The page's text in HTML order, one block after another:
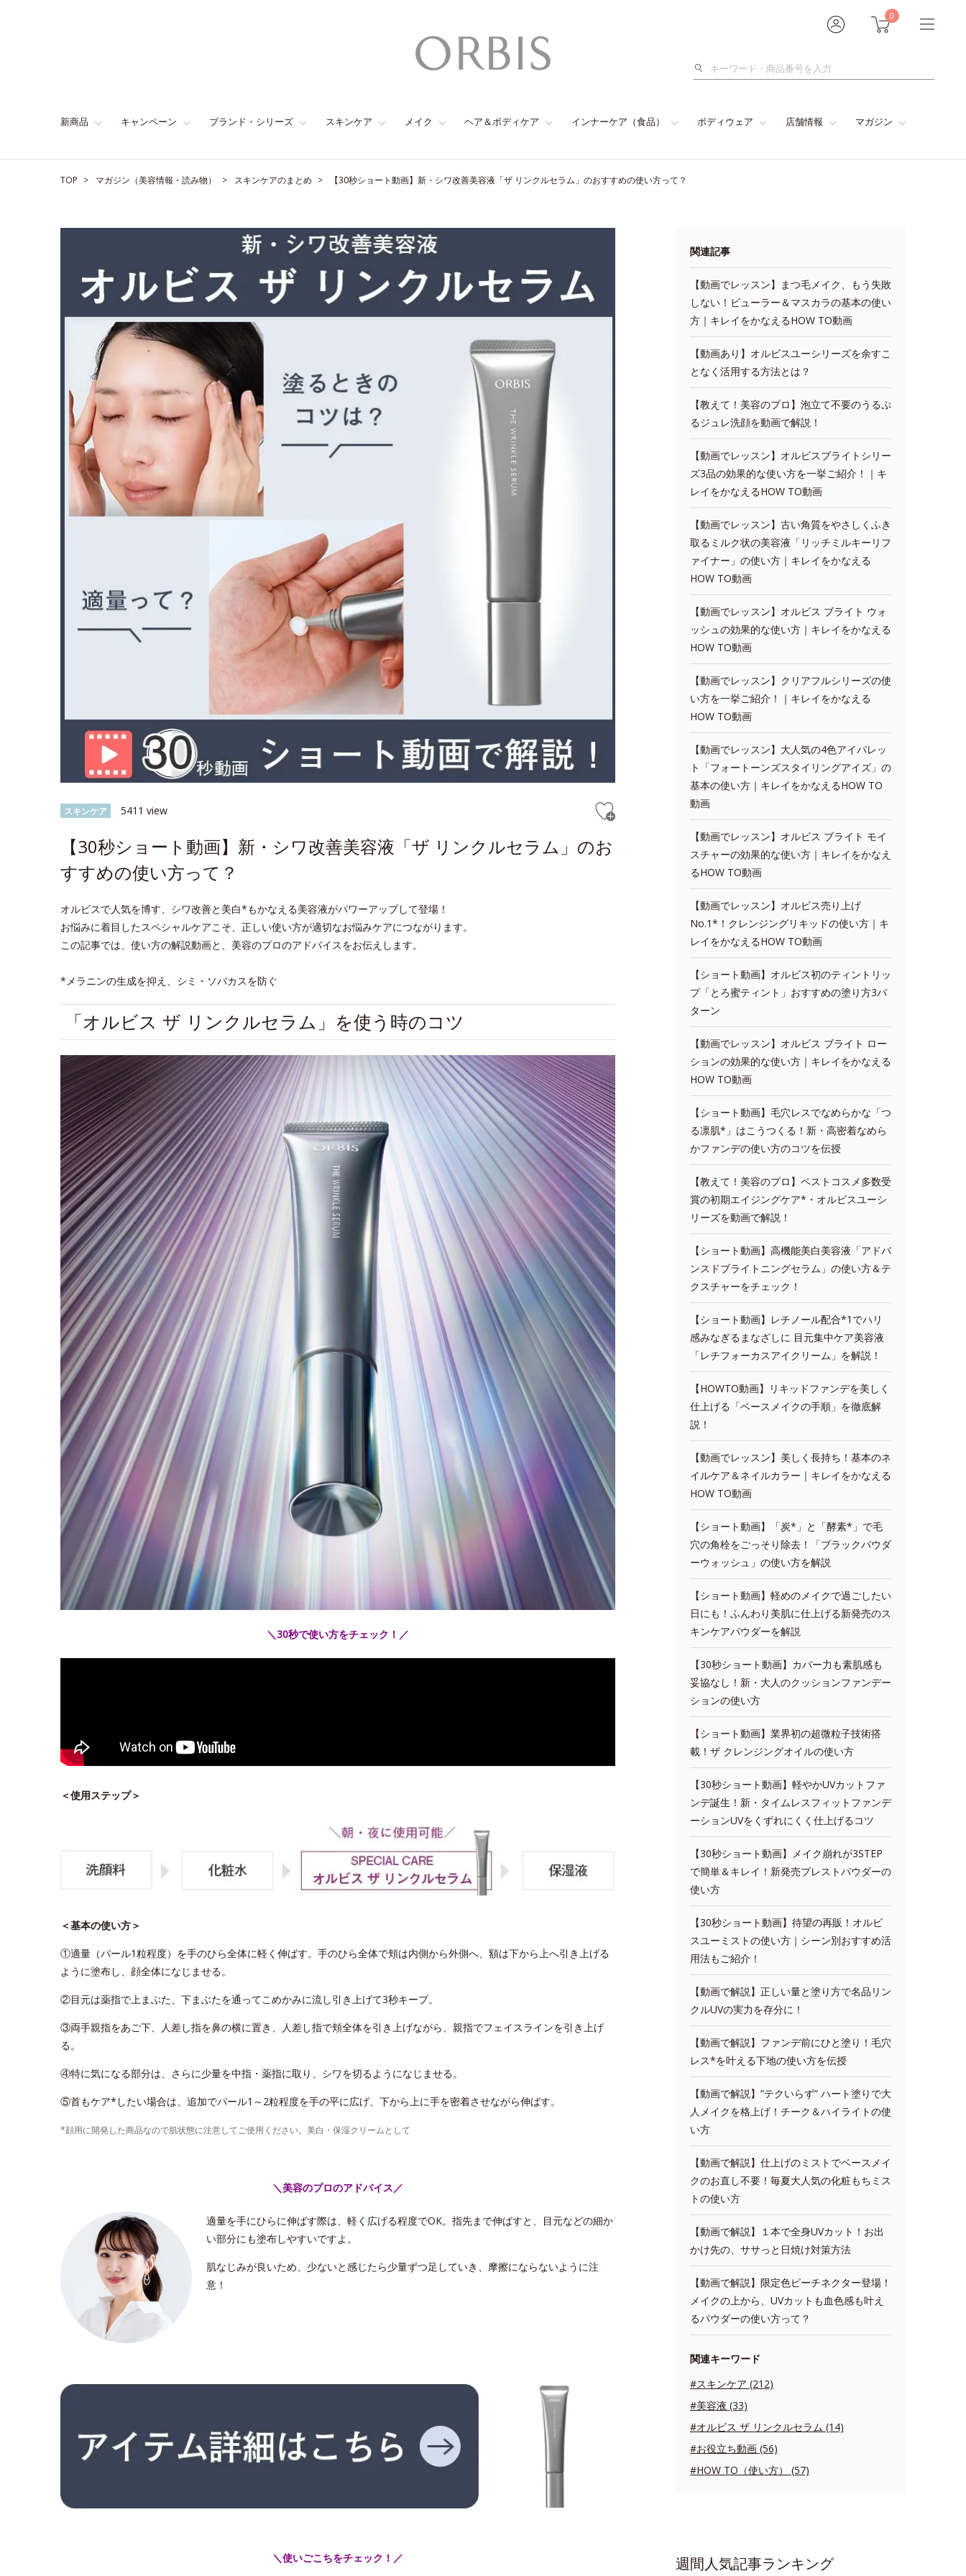
0
検
新商品 キャンペーン ブランド・シリーズ スキンケア メイク ヘア＆ボディケア インナーケア（食品） ボディウェア 店舗情報 マガジン
TOP マガジン（美容情報・読み物） スキンケアのまとめ 【30秒ショート動画】新・シワ改善美容液「ザ リンクルセラム」のおすすめの使い方って？
スキンケア 5411 view
【30秒ショート動画】新・シワ改善美容液「ザ リンクルセラム」のお
すすめの使い方って？
オルビスで人気を博す、シワ改善と美白*もかなえる美容液がパワーアップして登場！
お悩みに着目したスペシャルケアこそ、正しい使い方が適切なお悩みケアにつながります。
この記事では、使い方の解説動画と、美容のプロのアドバイスをお伝えします。
*メラニンの生成を抑え、シミ・ソバカスを防ぐ
「オルビス ザ リンクルセラム」を使う時のコツ
＼30秒で使い方をチェック！／
＜使用ステップ＞
＜基本の使い方＞
①適量（パール1粒程度）を手のひら全体に軽く伸ばす。手のひら全体で頬は内側から外側へ、額は下から上へ引き上げる
ように塗布し、顔全体になじませる。
②目元は薬指で上まぶた、下まぶたを通ってこめかみに流し引き上げて3秒キープ。
③両手親指をあご下、人差し指を鼻の横に置き、人差し指で頬全体を引き上げながら、親指でフェイスラインを引き上げ
る。
④特に気になる部分は、さらに少量を中指・薬指に取り、シワを切るようになじませる。
⑤首もケア*したい場合は、追加でパール1～2粒程度を手の平に広げ、下から上に手を密着させながら伸ばす。
*顔用に開発した商品なので肌状態に注意してご使用ください。美白・保湿クリームとして
＼美容のプロのアドバイス／
適量を手にひらに伸ばす際は、軽く広げる程度でOK。指先まで伸ばすと、目元などの細か
い部分にも塗布しやすいですよ。
肌なじみが良いため、少ないと感じたら少量ずつ足していき、摩擦にならないように注
意！
＼使いごこちをチェック！／
関連記事
【動画でレッスン】まつ毛メイク、もう失敗
しない！ビューラー＆マスカラの基本の使い
方｜キレイをかなえるHOW TO動画
【動画あり】オルビスユーシリーズを余すこ
となく活用する方法とは？
【教えて！美容のプロ】泡立て不要のうるぷ
るジュレ洗顔を動画で解説！
【動画でレッスン】オルビスブライトシリー
ズ3品の効果的な使い方を一挙ご紹介！｜キ
レイをかなえるHOW TO動画
【動画でレッスン】古い角質をやさしくふき
取るミルク状の美容液「リッチミルキーリフ
ァイナー」の使い方｜キレイをかなえる
HOW TO動画
【動画でレッスン】オルビス ブライト ウォ
ッシュの効果的な使い方｜キレイをかなえる
HOW TO動画
【動画でレッスン】クリアフルシリーズの使
い方を一挙ご紹介！｜キレイをかなえる
HOW TO動画
【動画でレッスン】大人気の4色アイパレッ
ト「フォートーンズスタイリングアイズ」の
基本の使い方｜キレイをかなえるHOW TO
動画
【動画でレッスン】オルビス ブライト モイ
スチャーの効果的な使い方｜キレイをかなえ
るHOW TO動画
【動画でレッスン】オルビス売り上げ
No.1*！クレンジングリキッドの使い方｜キ
レイをかなえるHOW TO動画
【ショート動画】オルビス初のティントリッ
プ「とろ蜜ティント」おすすめの塗り方3パ
ターン
【動画でレッスン】オルビス ブライト ロー
ションの効果的な使い方｜キレイをかなえる
HOW TO動画
【ショート動画】毛穴レスでなめらかな「つ
る凛肌*」はこうつくる！新・高密着なめら
かファンデの使い方のコツを伝授
【教えて！美容のプロ】ベストコスメ多数受
賞の初期エイジングケア*・オルビスユーシ
リーズを動画で解説！
【ショート動画】高機能美白美容液「アドバ
ンスドブライトニングセラム」の使い方＆テ
クスチャーをチェック！
【ショート動画】レチノール配合*1でハリ
感みなぎるまなざしに 目元集中ケア美容液
「レチフォーカスアイクリーム」を解説！
【HOWTO動画】リキッドファンデを美しく
仕上げる「ベースメイクの手順」を徹底解
説！
【動画でレッスン】美しく長持ち！基本のネ
イルケア＆ネイルカラー｜キレイをかなえる
HOW TO動画
【ショート動画】「炭*」と「酵素*」で毛
穴の角栓をごっそり除去！「ブラックパウダ
ーウォッシュ」の使い方を解説
【ショート動画】軽めのメイクで過ごしたい
日にも！ふんわり美肌に仕上げる新発売のス
キンケアパウダーを解説
【30秒ショート動画】カバー力も素肌感も
妥協なし！新・大人のクッションファンデー
ションの使い方
【ショート動画】業界初の超微粒子技術搭
載！ザ クレンジングオイルの使い方
【30秒ショート動画】軽やかUVカットファ
ンデ誕生！新・タイムレスフィットファンデ
ーションUVをくずれにくく仕上げるコツ
【30秒ショート動画】メイク崩れが3STEP
で簡単＆キレイ！新発売プレストパウダーの
使い方
【30秒ショート動画】待望の再販！オルビ
スユーミストの使い方｜シーン別おすすめ活
用法もご紹介！
【動画で解説】正しい量と塗り方で名品リン
クルUVの実力を存分に！
【動画で解説】ファンデ前にひと塗り！毛穴
レス*を叶える下地の使い方を伝授
【動画で解説】“テクいらず” ハート塗りで大
人メイクを格上げ！チーク＆ハイライトの使
い方
【動画で解説】仕上げのミストでベースメイ
クのお直し不要！毎夏大人気の化粧もちミス
トの使い方
【動画で解説】１本で全身UVカット！お出
かけ先の、ササっと日焼け対策方法
【動画で解説】限定色ピーチネクター登場！
メイクの上から、UVカットも血色感も叶え
るパウダーの使い方って？
関連キーワード
#スキンケア (212)
#美容液 (33)
#オルビス ザ リンクルセラム (14)
#お役立ち動画 (56)
#HOW TO（使い方） (57)
週間人気記事ランキング